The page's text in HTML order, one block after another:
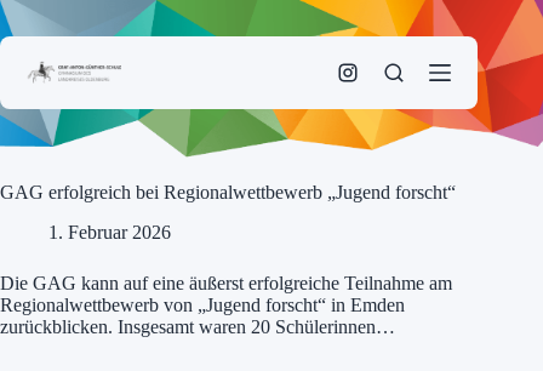
Zum
Inhalt
GAG erfolgreich bei Regionalwettbewerb „Jugend forscht“
1. Februar 2026
Die GAG kann auf eine äußerst erfolgreiche Teilnahme am
Regionalwettbewerb von „Jugend forscht“ in Emden
zurückblicken. Insgesamt waren 20 Schülerinnen…